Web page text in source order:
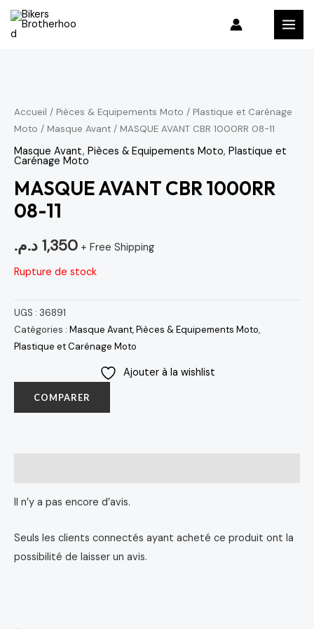
Aller
Accueil / Pièces & Equipements Moto / Plastique et Carénage
Moto / Masque Avant / MASQUE AVANT CBR 1000RR 08-11
Masque Avant, Pièces & Equipements Moto, Plastique et
Carénage Moto
MASQUE AVANT CBR 1000RR
08-11
1,350 د.م.
+ Free Shipping
Rupture de stock
UGS : 36891
Catégories : Masque Avant,Pièces & Equipements Moto,
Plastique et Carénage Moto
Ajouter à la wishlist
COMPARER
Il n’y a pas encore d’avis.
Seuls les clients connectés ayant acheté ce produit ont la
possibilité de laisser un avis.